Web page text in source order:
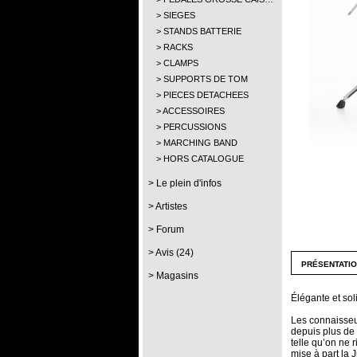
SIEGES
STANDS BATTERIE
RACKS
CLAMPS
SUPPORTS DE TOM
PIECES DETACHEES
ACCESSOIRES
PERCUSSIONS
MARCHING BAND
HORS CATALOGUE
Le plein d'infos
Artistes
Forum
Avis (24)
Magasins
Élégante et
Les
depuis plus de
telle qu’on ne
mise à part la